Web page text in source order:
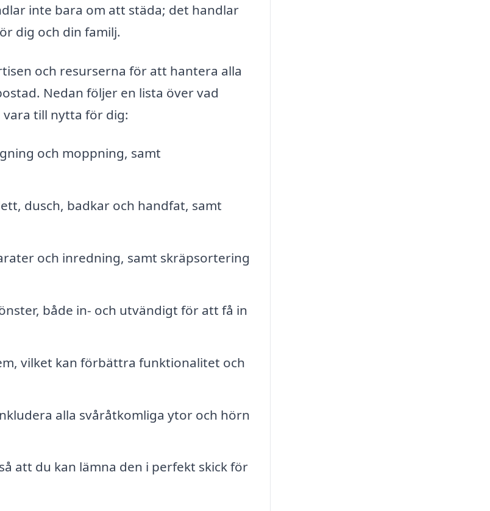
inte bara om att städa; det handlar
dig och din familj.
och resurserna för att hantera alla
Nedan följer en lista över vad
till nytta för dig:
och moppning, samt
dusch, badkar och handfat, samt
och inredning, samt skräpsortering
både in- och utvändigt för att få in
vilket kan förbättra funktionalitet och
alla svåråtkomliga ytor och hörn
att du kan lämna den i perfekt skick för